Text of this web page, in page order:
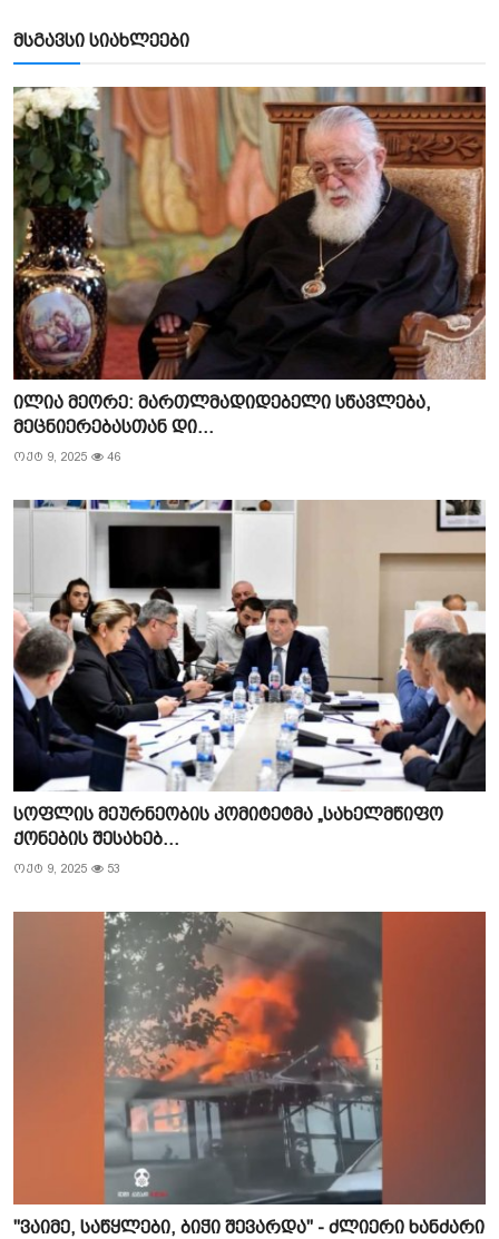
მსგავსი სიახლეები
ილია მეორე: მართლმადიდებელი სწავლება,
მეცნიერებასთან დი...
ოქტ 9, 2025 46
სოფლის მეურნეობის კომიტეტმა „სახელმწიფო
ქონების შესახებ...
ოქტ 9, 2025 53
"ვაიმე, საწყლები, ბიჭი შევარდა" - ძლიერი ხანძარი